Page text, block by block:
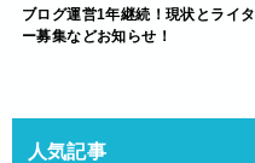
ブログ運営1年継続！現状とライタ
ー募集などお知らせ！
人気記事